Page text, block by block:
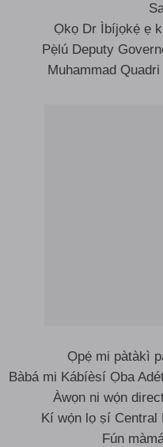
Ọkọ Dr Ìbíjọkẹ́ ẹ
Pẹ̀lú Deputy
Muhammad
Ọpẹ́ mi pàtàkì
Bàbá mi Kábíèsí Ọba
Àwọn ni wọ́n
Kí wọ́n lọ ṣí
Fún